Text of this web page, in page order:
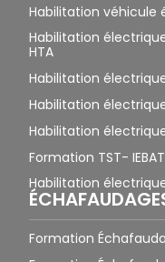
Habilitation véhicule
Habilitation
HTA
Habilitation électrique
Habilitation
Habilitation
Formation TST-
Habilitation électrique
Formation